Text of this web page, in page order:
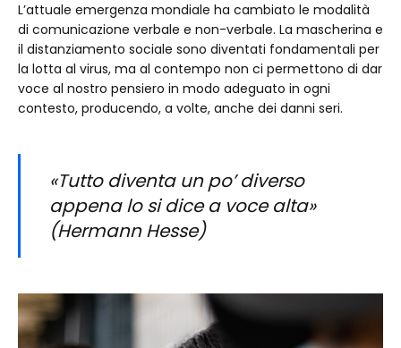
L’attuale emergenza mondiale ha cambiato le modalità
di comunicazione verbale e non-verbale. La mascherina e
il distanziamento sociale sono diventati fondamentali per
la lotta al virus, ma al contempo non ci permettono di dar
voce al nostro pensiero in modo adeguato in ogni
contesto, producendo, a volte, anche dei danni seri.
«Tutto diventa un po’ diverso
appena lo si dice a voce alta»
(Hermann Hesse)